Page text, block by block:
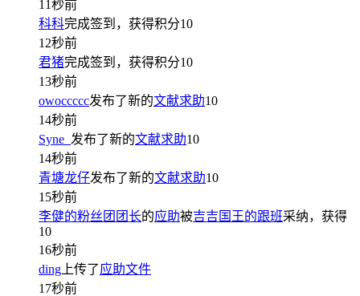
11秒前
科科完成签到，获得积分10
12秒前
君猪完成签到，获得积分10
13秒前
owoccccc发布了新的文献求助10
14秒前
Syne_ 发布了新的文献求助10
14秒前
青塘龙仔发布了新的文献求助10
15秒前
李健的粉丝团团长的应助被吉吉国王的跟班采纳，获得
10
16秒前
ding 上传了应助文件
17秒前